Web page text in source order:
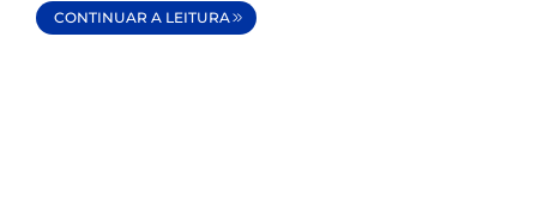
CONTINUAR A LEITURA